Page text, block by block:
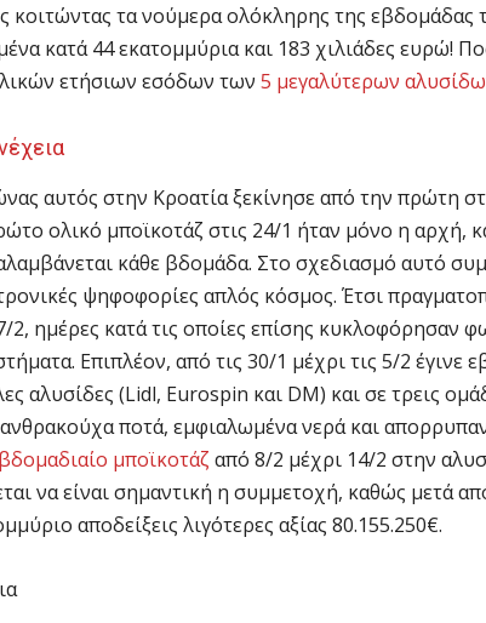
κοιτώντας τα νούμερα ολόκληρης της εβδομάδας
κατά 44 εκατομμύρια και 183 χιλιάδες ευρώ!
ετήσιων εσόδων των 5 μεγαλύτερων
αυτός στην Κροατία ξεκίνησε από την πρώτη
ολικό μποϊκοτάζ στις 24/1 ήταν μόνο η αρχή,
κάθε βδομάδα. Στο σχεδιασμό αυτό
ψηφοφορίες απλός κόσμος. Έτσι
2, ημέρες κατά τις οποίες επίσης κυκλοφόρησαν
Επιπλέον, από τις 30/1 μέχρι τις 5/2 έγινε
αλυσίδες (Lidl, Eurospin και DM) και σε τρεις
ποτά, εμφιαλωμένα νερά και
μποϊκοτάζ από 8/2 μέχρι 14/2 στην
να είναι σημαντική η συμμετοχή, καθώς μετά
αποδείξεις λιγότερες αξίας 80.155.250€.